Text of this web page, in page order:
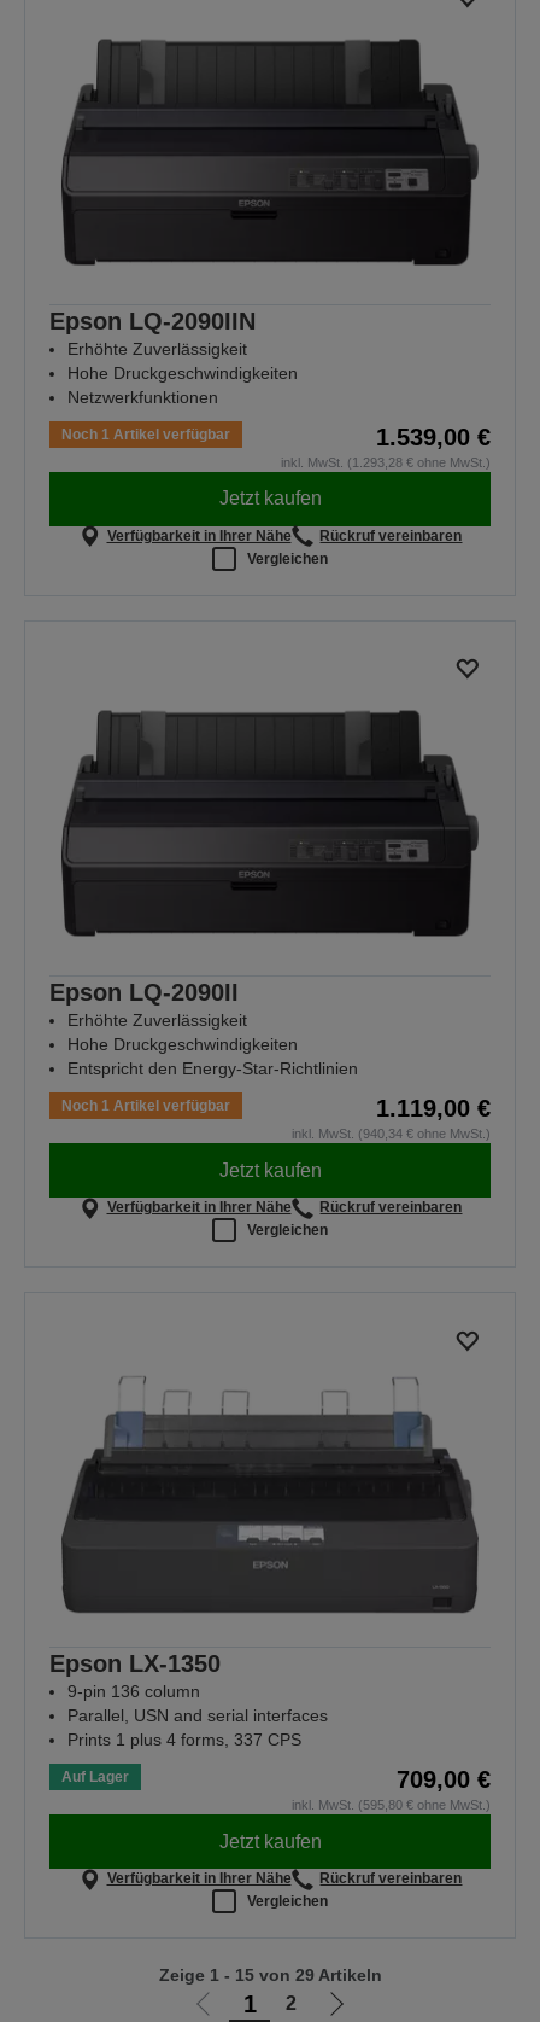
Epson LQ-2090IIN
Erhöhte Zuverlässigkeit
Hohe Druckgeschwindigkeiten
Netzwerkfunktionen
Noch 1 Artikel verfügbar 1.539,00 €
inkl. MwSt. (1.293,28 € ohne MwSt.)
Jetzt kaufen
Verfügbarkeit in Ihrer Nähe
Rückruf vereinbaren
Vergleichen
Epson LQ-2090II
Erhöhte Zuverlässigkeit
Hohe Druckgeschwindigkeiten
Entspricht den Energy-Star-Richtlinien
Noch 1 Artikel verfügbar 1.119,00 €
inkl. MwSt. (940,34 € ohne MwSt.)
Jetzt kaufen
Verfügbarkeit in Ihrer Nähe
Rückruf vereinbaren
Vergleichen
Epson LX-1350
9-pin 136 column
Parallel, USN and serial interfaces
Prints 1 plus 4 forms, 337 CPS
Auf Lager 709,00 €
inkl. MwSt. (595,80 € ohne MwSt.)
Jetzt kaufen
Verfügbarkeit in Ihrer Nähe
Rückruf vereinbaren
Vergleichen
Zur 1 2
Zur
Zeige 1 - 15 von 29 Artikeln